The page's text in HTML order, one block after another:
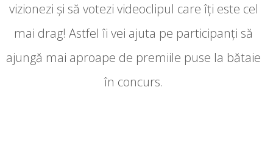
vizionezi și să votezi videoclipul care îți este cel
mai drag! Astfel îi vei ajuta pe participanți să
ajungă mai aproape de premiile puse la bătaie
în concurs.